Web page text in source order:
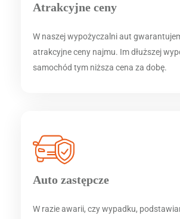
Atrakcyjne ceny
W naszej wypożyczalni aut
atrakcyjne ceny najmu. Im dłuższej
samochód tym niższa cena za dobę.
Auto zastępcze
W razie awarii, czy wypadku,